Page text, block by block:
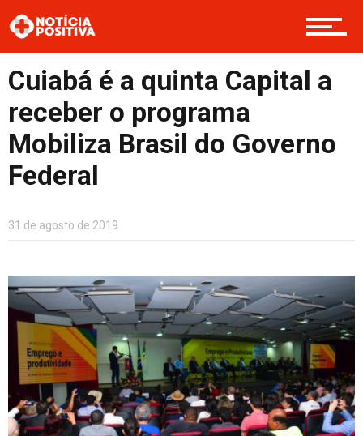
Opinião
Cultura
Entretenimento
Contato
Cuiabá é a quinta Capital a
receber o programa
Mobiliza Brasil do Governo
Federal
31 de agosto de 2019